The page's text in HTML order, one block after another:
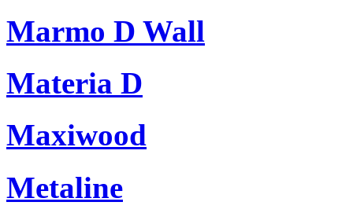
Marmo D Wall
Materia D
Maxiwood
Metaline